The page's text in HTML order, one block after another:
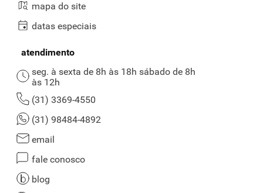
mapa do site
datas especiais
atendimento
seg. à sexta de 8h às 18h sábado de 8h
às 12h
(31) 3369-4550
(31) 98484-4892
email
fale conosco
blog